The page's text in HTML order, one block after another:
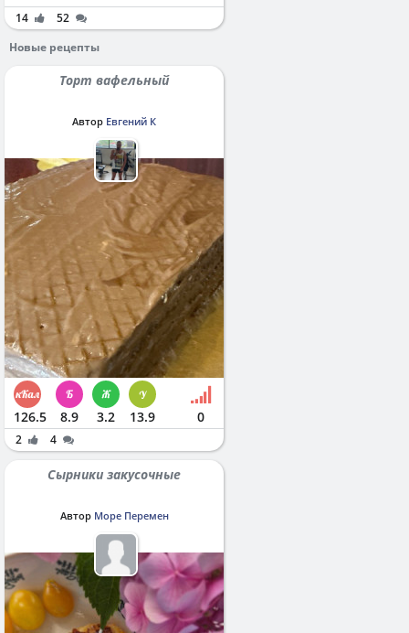
14
52
Новые рецепты
Торт вафельный
Автор Евгений К
126.5 8.9 3.2 13.9 0
2 4
Сырники закусочные
Автор Море Перемен